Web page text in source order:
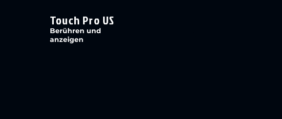
Touch Pro US
Berühren und
anzeigen